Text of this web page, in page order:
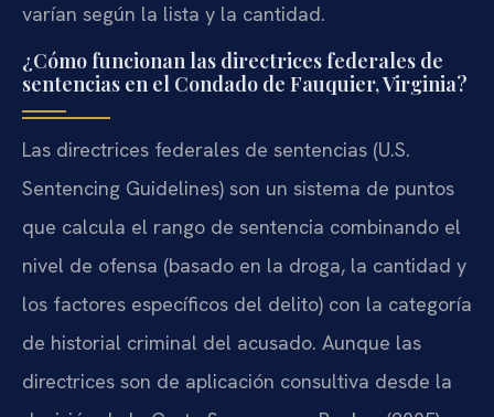
varían según la lista y la cantidad.
¿Cómo funcionan las directrices federales de
sentencias en el Condado de Fauquier, Virginia?
Las directrices federales de sentencias (U.S.
Sentencing Guidelines) son un sistema de puntos
que calcula el rango de sentencia combinando el
nivel de ofensa (basado en la droga, la cantidad y
los factores específicos del delito) con la categoría
de historial criminal del acusado. Aunque las
directrices son de aplicación consultiva desde la